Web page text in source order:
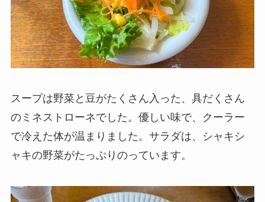
スープは野菜と豆がたくさん入った、具だくさん
のミネストローネでした。優しい味で、クーラー
で冷えた体が温まりました。サラダは、シャキシ
ャキの野菜がたっぷりのっています。